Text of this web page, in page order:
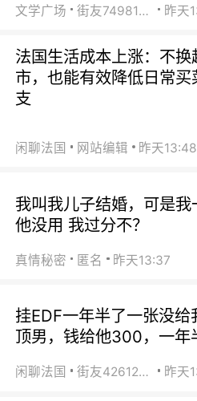
文学广场 街友74981146 昨天
法国生活成本上涨：不换
市，也能有效降低日常买
支
闲聊法国 网站编辑 昨天13:48
我叫我儿子结婚，可是
他没用 我过分不？
真情秘密 匿名 昨天13:37
挂EDF一年半了一张没
顶男，钱给他300，一年
闲聊法国 街友42612092 昨天